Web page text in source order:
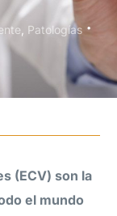
Patologías
(ECV) son la
el mundo